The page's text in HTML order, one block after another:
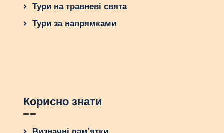
Тури на травневі свята
Тури за напрямками
Корисно знати